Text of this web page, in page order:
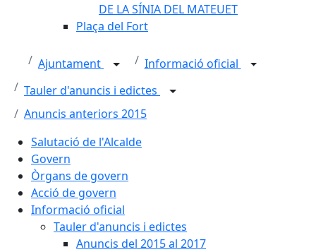
DE LA SÍNIA DEL MATEUET
Plaça del Fort
Ajuntament
Informació oficial
Tauler d'anuncis i edictes
Anuncis anteriors 2015
Salutació de l'Alcalde
Govern
Òrgans de govern
Acció de govern
Informació oficial
Tauler d'anuncis i edictes
Anuncis del 2015 al 2017